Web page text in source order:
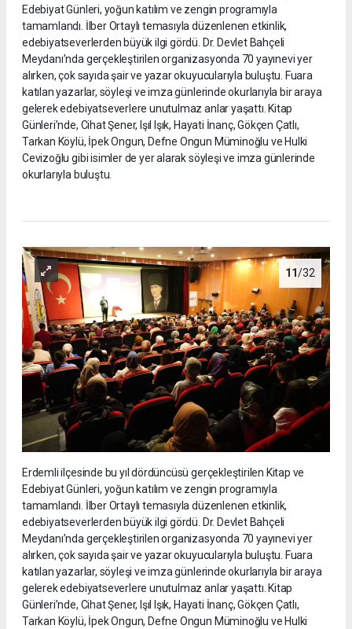
Edebiyat Günleri, yoğun katılım ve zengin programıyla
tamamlandı. İlber Ortaylı temasıyla düzenlenen etkinlik,
edebiyatseverlerden büyük ilgi gördü. Dr. Devlet Bahçeli
Meydanı’nda gerçekleştirilen organizasyonda 70 yayınevi yer
alırken, çok sayıda şair ve yazar okuyucularıyla buluştu. Fuara
katılan yazarlar, söyleşi ve imza günlerinde okurlarıyla bir araya
gelerek edebiyatseverlere unutulmaz anlar yaşattı. Kitap
Günleri’nde, Cihat Şener, Işıl Işık, Hayati İnanç, Gökçen Çatlı,
Tarkan Köylü, İpek Ongun, Defne Ongun Müminoğlu ve Hulki
Cevizoğlu gibi isimler de yer alarak söyleşi ve imza günlerinde
okurlarıyla buluştu.
11/32
Erdemli ilçesinde bu yıl dördüncüsü gerçekleştirilen Kitap ve
Edebiyat Günleri, yoğun katılım ve zengin programıyla
tamamlandı. İlber Ortaylı temasıyla düzenlenen etkinlik,
edebiyatseverlerden büyük ilgi gördü. Dr. Devlet Bahçeli
Meydanı’nda gerçekleştirilen organizasyonda 70 yayınevi yer
alırken, çok sayıda şair ve yazar okuyucularıyla buluştu. Fuara
katılan yazarlar, söyleşi ve imza günlerinde okurlarıyla bir araya
gelerek edebiyatseverlere unutulmaz anlar yaşattı. Kitap
Günleri’nde, Cihat Şener, Işıl Işık, Hayati İnanç, Gökçen Çatlı,
Tarkan Köylü, İpek Ongun, Defne Ongun Müminoğlu ve Hulki